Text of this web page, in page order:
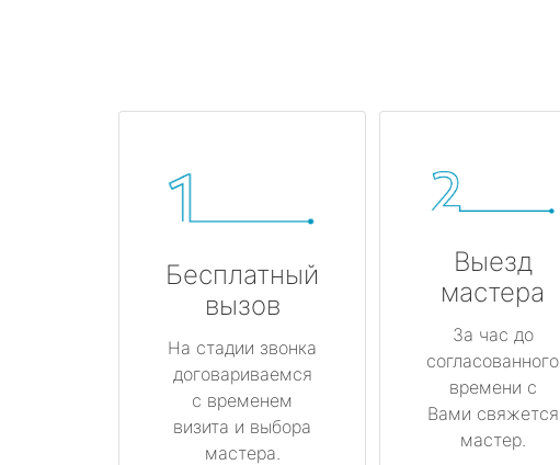
Бесплатный
вызов
На стадии звонка
договариваемся
с временем
визита и выбора
мастера.
Выезд
мастера
За час до
согласованного
времени с
Вами свяжется
мастер.